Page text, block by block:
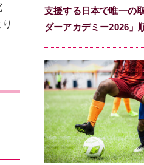
支援する日本で唯一の
ダーアカデミー2026」